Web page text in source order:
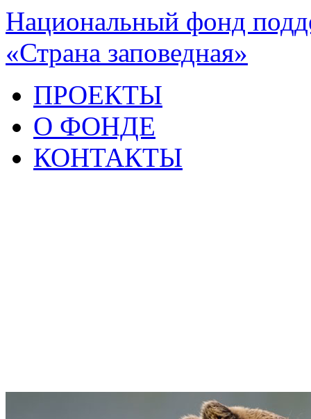
Национальный фонд
«Страна заповедная»
ПРОЕКТЫ
О ФОНДЕ
КОНТАКТЫ